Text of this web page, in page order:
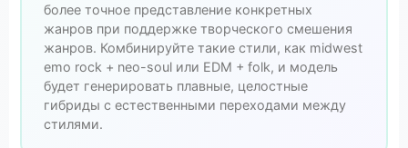
более точное представление конкретных
жанров при поддержке творческого смешения
жанров. Комбинируйте такие стили, как midwest
emo rock + neo-soul или EDM + folk, и модель
будет генерировать плавные, целостные
гибриды с естественными переходами между
стилями.